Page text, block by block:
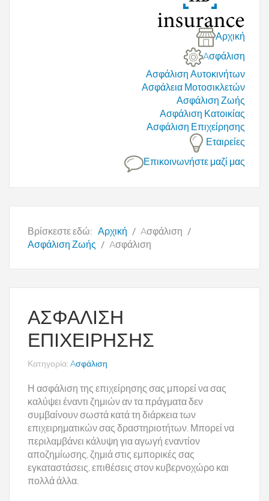
Αρχική
Aσφάλιση
Ασφάλιση Αυτοκινήτων
Ασφάλεια Μοτοσικλετών
Ασφάλιση Ζωής
Ασφάλιση Κατοικίας
Ασφάλιση Επιχείρησης
Εταιρείες
Επικοινωνήστε μαζί μας
Βρίσκεστε εδώ: Αρχική
Aσφάλιση
Ασφάλιση Ζωής
Aσφάλιση
ΑΣΦΆΛΙΣΗ
ΕΠΙΧΕΊΡΗΣΗΣ
Κατηγορία: Aσφάλιση
Η ασφάλιση της επιχείρησης σας μπορεί να σας
καλύψει έναντι ζημιών αν τα πράγματα δεν
συμβαίνουν σωστά κατά τη διάρκεια των
επιχειρηματικών σας δραστηριοτήτων. Μπορεί να
περιλαμβάνει κάλυψη για αγωγή εναντίον
αποζημίωσης, ζημιά στις εμπορικές σας
εγκαταστάσεις, επιθέσεις στον κυβερνοχώρο και
πολλά άλλα.